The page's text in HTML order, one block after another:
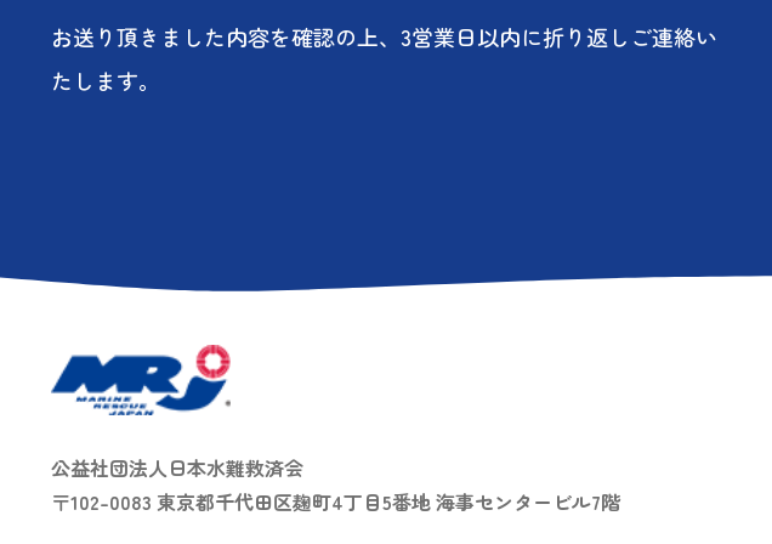
お送り頂きました内容を確認の上、3営業日以内に折り返しご連絡い
たします。
公益社団法人日本水難救済会
〒102-0083 東京都千代田区麹町4丁目5番地 海事センタービル7階